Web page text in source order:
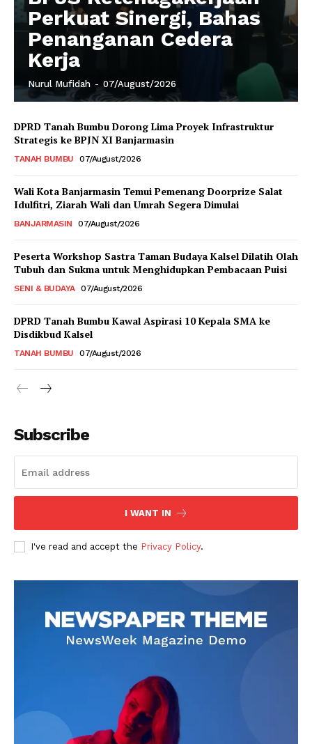
Perkuat Sinergi, Bahas
Penanganan Cedera
Kerja
Nurul Mufidah - 07/August/2026
DPRD Tanah Bumbu Dorong Lima Proyek Infrastruktur
Strategis ke BPJN XI Banjarmasin
TANAH BUMBU 07/August/2026
Wali Kota Banjarmasin Temui Pemenang Doorprize Salat
Idulfitri, Ziarah Wali dan Umrah Segera Dimulai
BANJARMASIN 07/August/2026
Peserta Workshop Sastra Taman Budaya Kalsel Dilatih Olah
Tubuh dan Sukma untuk Menghidupkan Pembacaan Puisi
SENI & BUDAYA 07/August/2026
DPRD Tanah Bumbu Kawal Aspirasi 10 Kepala SMA ke
Disdikbud Kalsel
TANAH BUMBU 07/August/2026
Subscribe
I WANT IN
I've read and accept the Privacy Policy.